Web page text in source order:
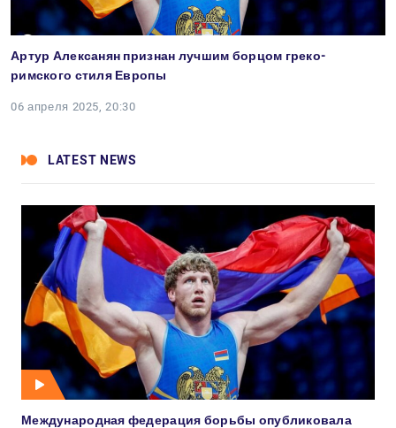
Артур Алексанян признан лучшим борцом греко-
римского стиля Европы
06 апреля 2025, 20:30
LATEST NEWS
Международная федерация борьбы опубликовала